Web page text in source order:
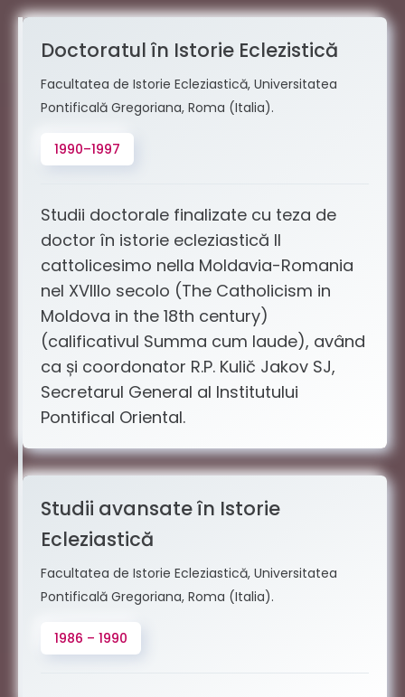
Doctoratul în Istorie Eclezistică
Facultatea de Istorie Ecleziastică, Universitatea
Pontificală Gregoriana, Roma (Italia).
1990–1997
Studii doctorale finalizate cu teza de
doctor în istorie ecleziastică Il
cattolicesimo nella Moldavia-Romania
nel XVIIIo secolo (The Catholicism in
Moldova in the 18th century)
(calificativul Summa cum laude), având
ca și coordonator R.P. Kulič Jakov SJ,
Secretarul General al Institutului
Pontifical Oriental.
Studii avansate în Istorie
Ecleziastică
Facultatea de Istorie Ecleziastică, Universitatea
Pontificală Gregoriana, Roma (Italia).
1986 – 1990